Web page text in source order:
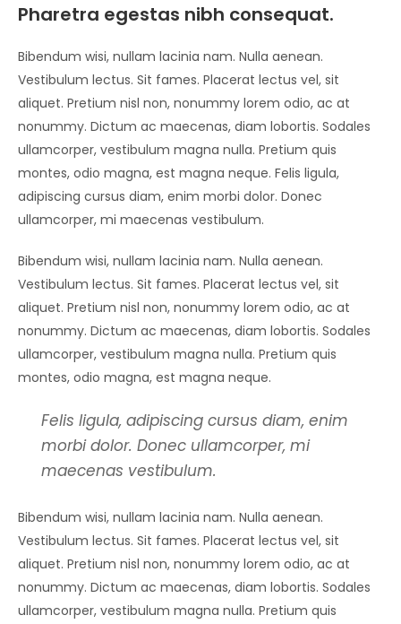
Pharetra egestas nibh consequat.
Bibendum wisi, nullam lacinia nam. Nulla aenean.
Vestibulum lectus. Sit fames. Placerat lectus vel, sit
aliquet. Pretium nisl non, nonummy lorem odio, ac at
nonummy. Dictum ac maecenas, diam lobortis. Sodales
ullamcorper, vestibulum magna nulla. Pretium quis
montes, odio magna, est magna neque. Felis ligula,
adipiscing cursus diam, enim morbi dolor. Donec
ullamcorper, mi maecenas vestibulum.
Bibendum wisi, nullam lacinia nam. Nulla aenean.
Vestibulum lectus. Sit fames. Placerat lectus vel, sit
aliquet. Pretium nisl non, nonummy lorem odio, ac at
nonummy. Dictum ac maecenas, diam lobortis. Sodales
ullamcorper, vestibulum magna nulla. Pretium quis
montes, odio magna, est magna neque.
Felis ligula, adipiscing cursus diam, enim
morbi dolor. Donec ullamcorper, mi
maecenas vestibulum.
Bibendum wisi, nullam lacinia nam. Nulla aenean.
Vestibulum lectus. Sit fames. Placerat lectus vel, sit
aliquet. Pretium nisl non, nonummy lorem odio, ac at
nonummy. Dictum ac maecenas, diam lobortis. Sodales
ullamcorper, vestibulum magna nulla. Pretium quis